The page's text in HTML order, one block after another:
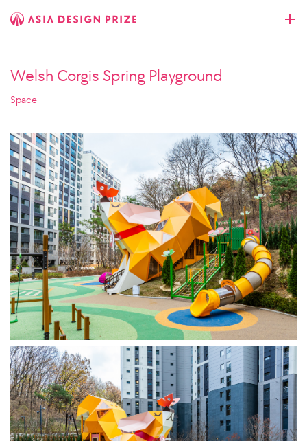
Welsh Corgis Spring Playground
Space